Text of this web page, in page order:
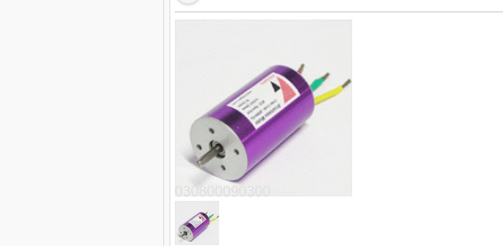
030800090300